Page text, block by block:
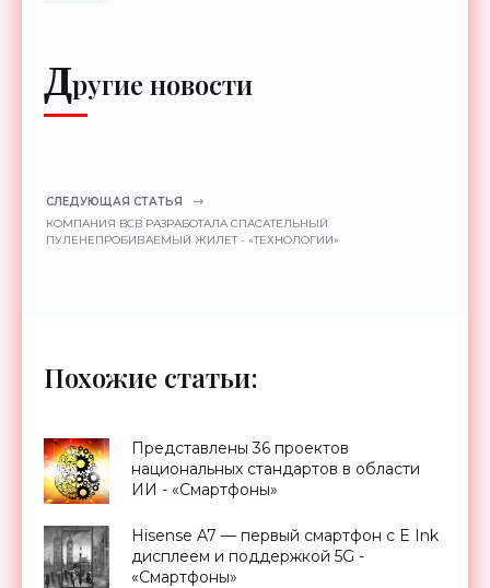
Другие новости
СЛЕДУЮЩАЯ СТАТЬЯ
КОМПАНИЯ BCB РАЗРАБОТАЛА СПАСАТЕЛЬНЫЙ
ПУЛЕНЕПРОБИВАЕМЫЙ ЖИЛЕТ - «ТЕХНОЛОГИИ»
Похожие статьи:
Представлены 36 проектов
национальных стандартов в области
ИИ - «Смартфоны»
Hisense A7 — первый смартфон с E Ink
дисплеем и поддержкой 5G -
«Смартфоны»